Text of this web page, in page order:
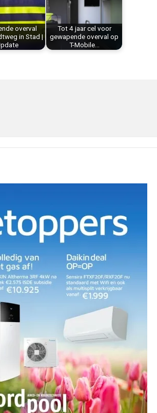
overval
in Stad |
Tot 4 jaar cel voor
gewapende overval op
T-Mobile…